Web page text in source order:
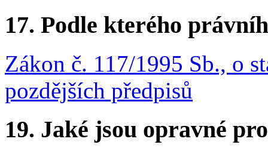
17. Podle kterého
Zákon č. 117/1995 Sb., o
pozdějších předpisů
19. Jaké jsou opravné